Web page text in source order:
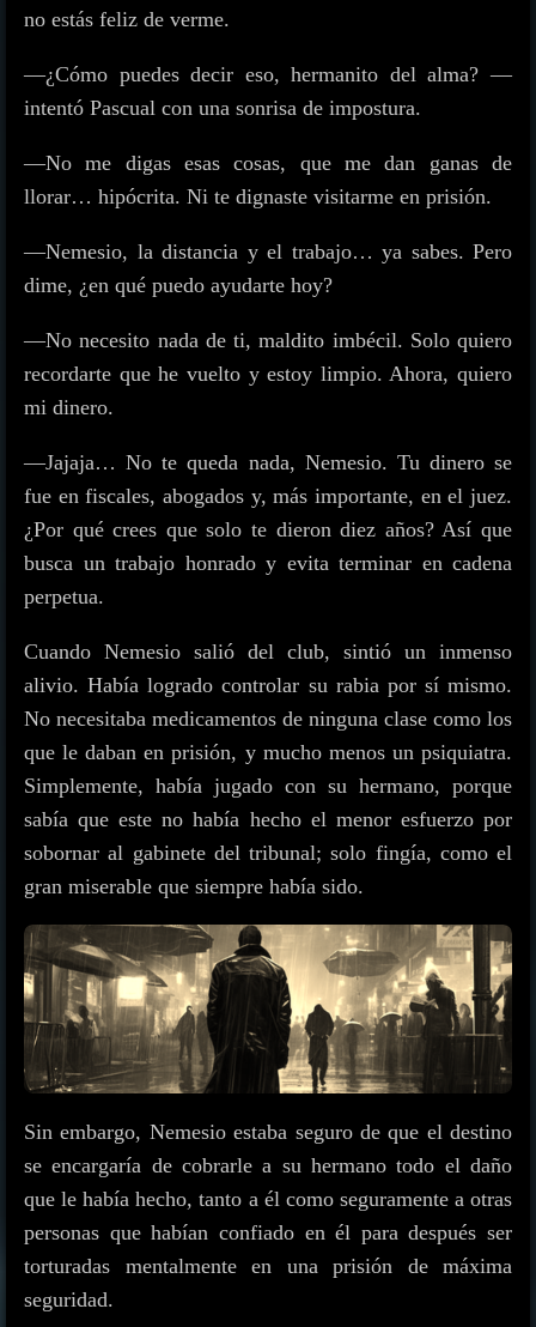
no estás feliz de verme.
—¿Cómo puedes decir eso, hermanito del alma? —
intentó Pascual con una sonrisa de impostura.
—No me digas esas cosas, que me dan ganas de
llorar… hipócrita. Ni te dignaste visitarme en prisión.
—Nemesio, la distancia y el trabajo… ya sabes. Pero
dime, ¿en qué puedo ayudarte hoy?
—No necesito nada de ti, maldito imbécil. Solo quiero
recordarte que he vuelto y estoy limpio. Ahora, quiero
mi dinero.
—Jajaja… No te queda nada, Nemesio. Tu dinero se
fue en fiscales, abogados y, más importante, en el juez.
¿Por qué crees que solo te dieron diez años? Así que
busca un trabajo honrado y evita terminar en cadena
perpetua.
Cuando Nemesio salió del club, sintió un inmenso
alivio. Había logrado controlar su rabia por sí mismo.
No necesitaba medicamentos de ninguna clase como los
que le daban en prisión, y mucho menos un psiquiatra.
Simplemente, había jugado con su hermano, porque
sabía que este no había hecho el menor esfuerzo por
sobornar al gabinete del tribunal; solo fingía, como el
gran miserable que siempre había sido.
Sin embargo, Nemesio estaba seguro de que el destino
se encargaría de cobrarle a su hermano todo el daño
que le había hecho, tanto a él como seguramente a otras
personas que habían confiado en él para después ser
torturadas mentalmente en una prisión de máxima
seguridad.